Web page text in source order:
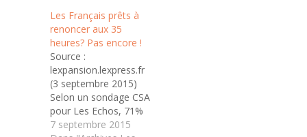
travail hebdomadaires.
Emmanuel Macron,
l’ancien ministre de
l’Economie, trouve le
débat « surréaliste».
Dans une interview à
l’Obs, parue…
Les Français prêts à
renoncer aux 35
heures? Pas encore !
Source :
lexpansion.lexpress.fr
(3 septembre 2015)
Selon un sondage CSA
pour Les Echos, 71%
des Français sont prêts
7 septembre 2015